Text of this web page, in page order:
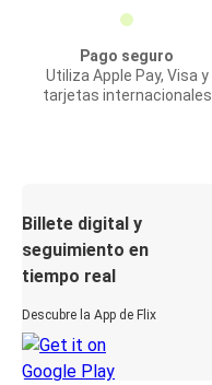
Pago seguro
Utiliza Apple Pay, Visa y
tarjetas internacionales
Billete digital y
seguimiento en
tiempo real
Descubre la App de Flix